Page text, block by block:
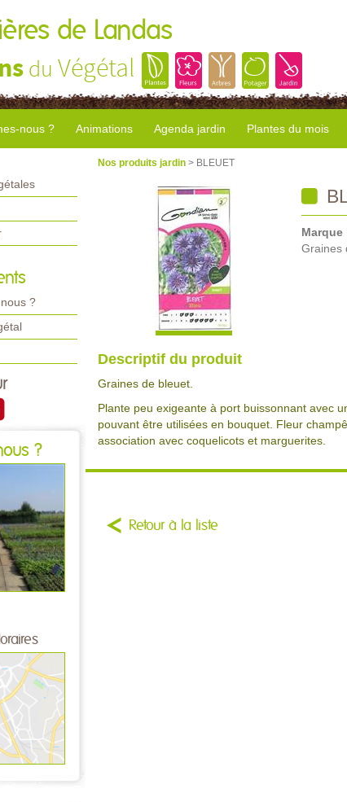
de Landas
du Végétal
nous ? Animations Agenda jardin Plantes du mois
?
?
Nos produits jardin > BLEUET
Marque
Graines
Descriptif du produit
Graines de bleuet.
Plante peu exigeante à port buissonnant avec
pouvant être utilisées en bouquet. Fleur
association avec coquelicots et marguerites.
Retour à la liste